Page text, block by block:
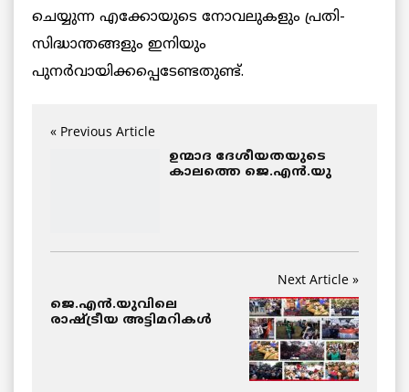
ചെയ്യുന്ന എക്കോയുടെ നോവലുകളും പ്രതി-
സിദ്ധാന്തങ്ങളും ഇനിയും
പുനര്‍വായിക്കപ്പെടേണ്ടതുണ്ട്.
« Previous Article
ഉന്മാദ ദേശീയതയുടെ
കാലത്തെ ജെ.എന്‍.യു
Next Article »
ജെ.എന്‍.യുവിലെ
രാഷ്ട്രീയ അട്ടിമറികള്‍